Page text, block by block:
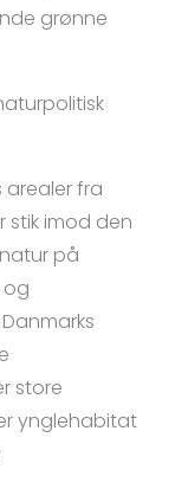
grønne
fra
stik imod den
på
og
store
ynglehabitat